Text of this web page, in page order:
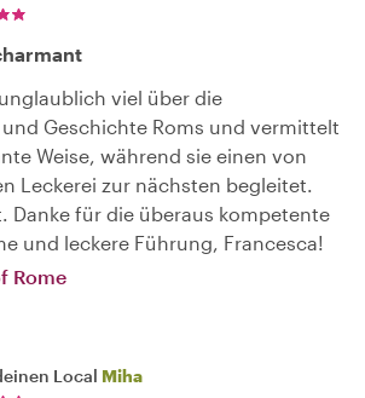
viel über die
Geschichte Roms und vermittelt
Weise, während sie einen von
Leckerei zur nächsten begleitet.
Danke für die überaus kompetente
und leckere Führung, Francesca!
Rome
Local Miha